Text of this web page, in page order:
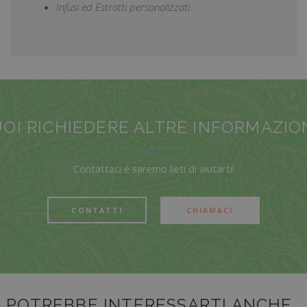
Infusi ed Estratti personalizzati.
RICHIEDERE ALTRE
Contattaci e saremo lieti di aiutarti!
CONTATTI CHIAMACI